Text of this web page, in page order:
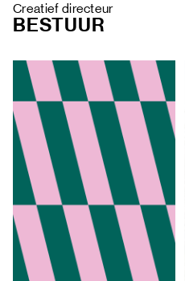
Creatief directeur
BESTUUR